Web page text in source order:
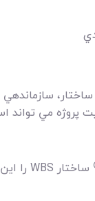
پروژه مي تواند
ساختار WBS را اين گونه معرفي مي کند: «تجزيه کار به سلسله مراتب جهت دار قابل تحويل توسط تيم پروژه»